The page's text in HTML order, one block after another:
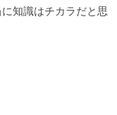
知識はチカラだと思